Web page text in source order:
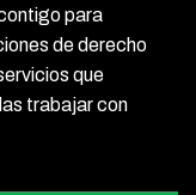
para
de derecho
que
trabajar con